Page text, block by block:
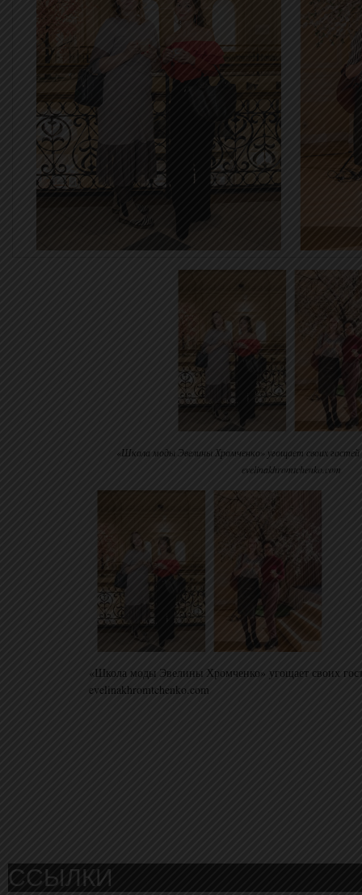
«Школа моды Эвелины Хромченко» угощает своих
evelinakhromtchenko.com
«Школа моды Эвелины Хромченко» угощает своих
evelinakhromtchenko.com
ССЫЛКИ